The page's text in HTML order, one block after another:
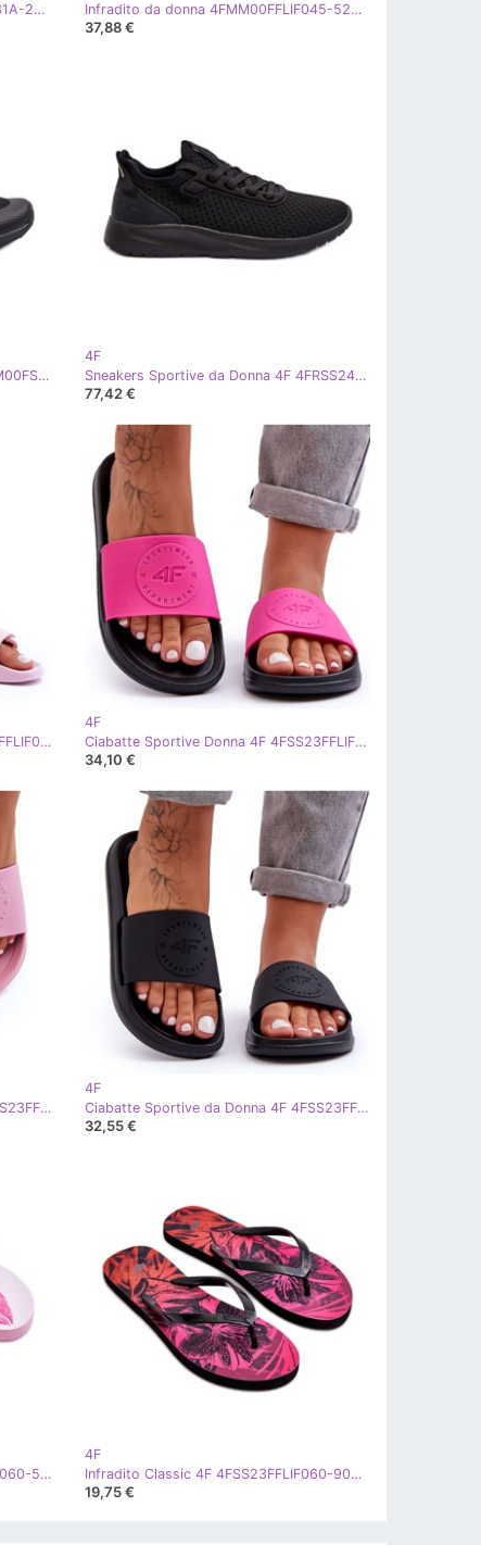
Infradito da Donna 4FMM00FFLIF031A-25S Grigio
Infradito da donna 4FMM00FFLIF045-52S Viola
37,88 €
Scarpe Sportive da Donna 4F 4FMM00FSPOF027 Nere nero
4F
Sneakers Sportive da Donna 4F 4FRSS24FLOWF055 Nere nero
77,42 €
Ciabatte rosa da donna 4F 4FSS23FFLIF070-56S
4F
Ciabatte Sportive Donna 4F 4FSS23FFLIF069-55S Rosa-Nero
34,10 €
Ciabatte Sportive da Donna 4F 4FSS23FFLIF069-56S Rosa
4F
Ciabatte Sportive da Donna 4F 4FSS23FFLIF069-72S Nere nero
32,55 €
Infradito Classiche 4F 4FSS23FFLIF060-54S Rosa
4F
Infradito Classic 4F 4FSS23FFLIF060-90S Nero e Rosa
19,75 €